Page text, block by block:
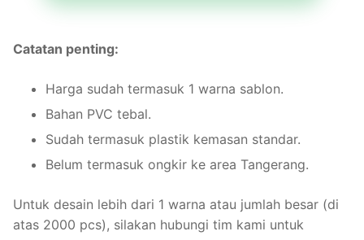
Catatan penting:
Harga sudah termasuk 1 warna sablon.
Bahan PVC tebal.
Sudah termasuk plastik kemasan standar.
Belum termasuk ongkir ke area Tangerang.
Untuk desain lebih dari 1 warna atau jumlah besar (di
atas 2000 pcs), silakan hubungi tim kami untuk